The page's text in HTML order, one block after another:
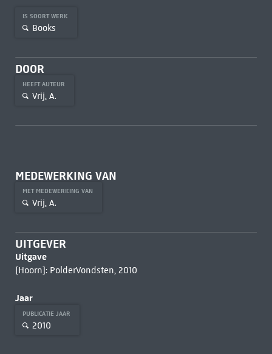
IS SOORT WERK
Books
DOOR
HEEFT AUTEUR
Vrij, A.
MEDEWERKING VAN
MET MEDEWERKING VAN
Vrij, A.
UITGEVER
Uitgave
[Hoorn]: PolderVondsten, 2010
Jaar
PUBLICATIE JAAR
2010